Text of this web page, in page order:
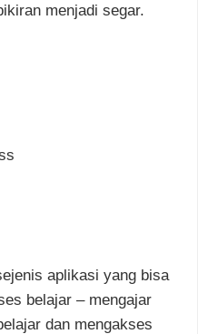
menjadi segar.
aplikasi yang bisa
belajar – mengajar
dan mengakses